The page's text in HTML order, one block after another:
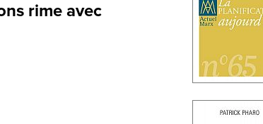
rime avec